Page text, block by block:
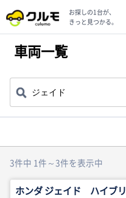
お探しの1台が、
きっと見つかる。
車両一覧
3件中 1件～3件を表示中
ホンダ ジェイド ハイブリ